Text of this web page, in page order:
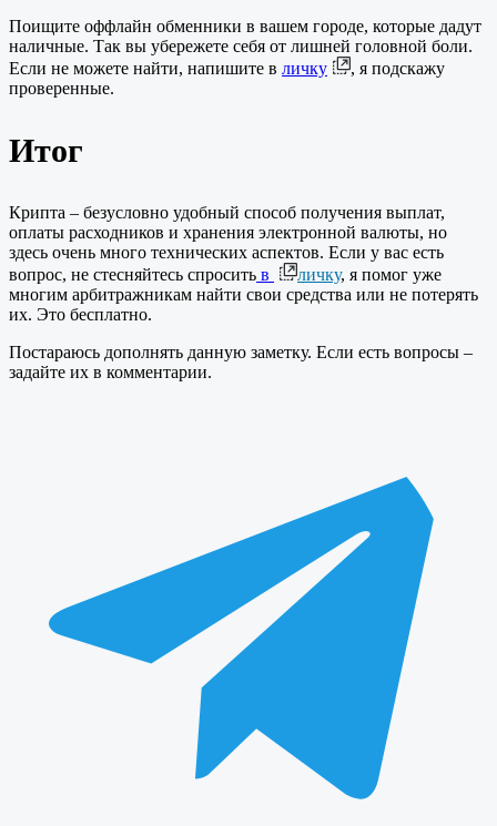
Поищите оффлайн обменники в вашем городе, которые дадут
наличные. Так вы убережете себя от лишней головной боли.
Если не можете найти, напишите в личку
, я подскажу
проверенные.
Итог
Крипта – безусловно удобный способ получения выплат,
оплаты расходников и хранения электронной валюты, но
здесь очень много технических аспектов. Если у вас есть
вопрос, не стесняйтесь спросить в личку, я помог уже
многим арбитражникам найти свои средства или не потерять
их. Это бесплатно.
Постараюсь дополнять данную заметку. Если есть вопросы –
задайте их в комментарии.